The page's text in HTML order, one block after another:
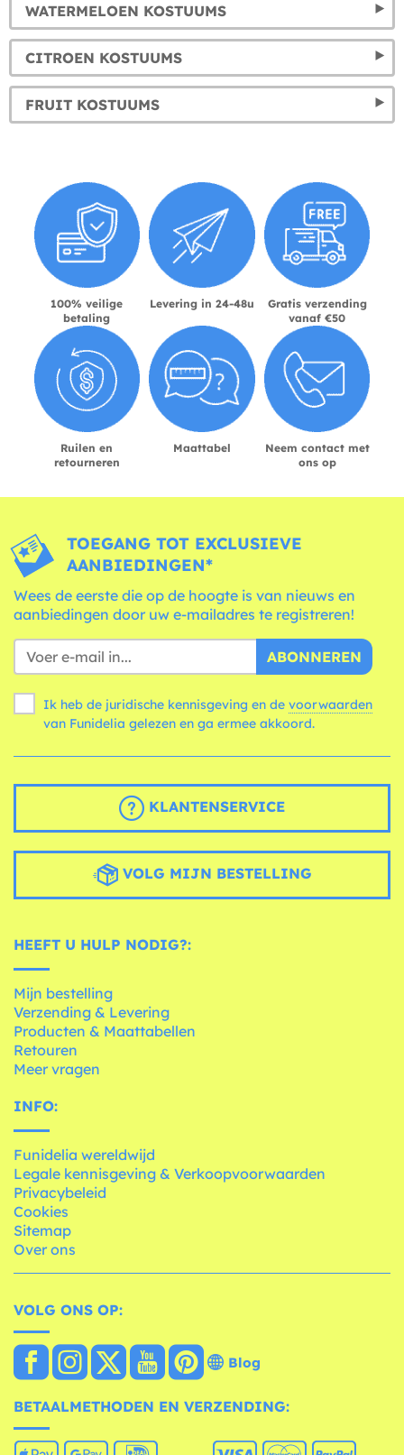
WATERMELOEN KOSTUUMS
CITROEN KOSTUUMS
FRUIT KOSTUUMS
100% veilige
betaling
Levering in 24-48u
Gratis verzending
vanaf €50
Ruilen en
retourneren
Maattabel
Neem contact met
ons op
TOEGANG TOT EXCLUSIEVE
AANBIEDINGEN*
Wees de eerste die op de hoogte is van nieuws en
aanbiedingen door uw e-mailadres te registreren!
ABONNEREN
Ik heb de juridische kennisgeving en de voorwaarden
van Funidelia gelezen en ga ermee akkoord.
KLANTENSERVICE
VOLG MIJN BESTELLING
HEEFT U HULP NODIG?:
Mijn bestelling
Verzending & Levering
Producten & Maattabellen
Retouren
Meer vragen
INFO:
Funidelia wereldwijd
Legale kennisgeving & Verkoopvoorwaarden
Privacybeleid
Cookies
Sitemap
Over ons
VOLG ONS OP:
Blog
BETAALMETHODEN EN VERZENDING: